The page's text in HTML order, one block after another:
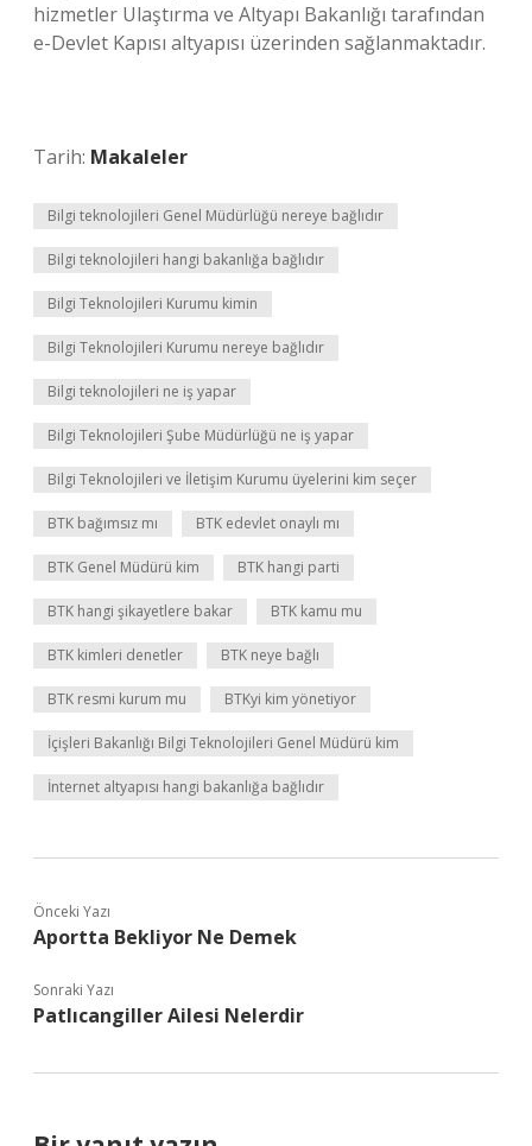
hizmetler Ulaştırma ve Altyapı Bakanlığı tarafından
e-Devlet Kapısı altyapısı üzerinden sağlanmaktadır.
Tarih: Makaleler
Bilgi teknolojileri Genel Müdürlüğü nereye bağlıdır
Bilgi teknolojileri hangi bakanlığa bağlıdır
Bilgi Teknolojileri Kurumu kimin
Bilgi Teknolojileri Kurumu nereye bağlıdır
Bilgi teknolojileri ne iş yapar
Bilgi Teknolojileri Şube Müdürlüğü ne iş yapar
Bilgi Teknolojileri ve İletişim Kurumu üyelerini kim seçer
BTK bağımsız mı BTK edevlet onaylı mı
BTK Genel Müdürü kim BTK hangi parti
BTK hangi şikayetlere bakar BTK kamu mu
BTK kimleri denetler BTK neye bağlı
BTK resmi kurum mu BTKyi kim yönetiyor
İçişleri Bakanlığı Bilgi Teknolojileri Genel Müdürü kim
İnternet altyapısı hangi bakanlığa bağlıdır
Önceki Yazı
Aportta Bekliyor Ne Demek
Sonraki Yazı
Patlıcangiller Ailesi Nelerdir